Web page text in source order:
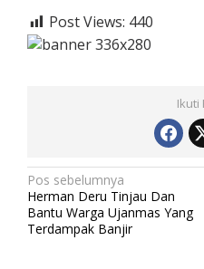
Post Views: 440
Ikuti
N
a
v
Pos sebelumnya
Herman Deru Tinjau Dan
Bantu Warga Ujanmas Yang
Terdampak Banjir